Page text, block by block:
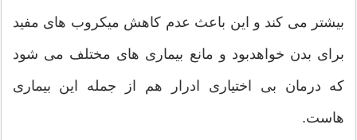
بیشتر می کند و این باعث عدم کاهش میکروب های مفید
برای بدن خواهدبود و مانع بیماری های مختلف می شود
که درمان بی اختیاری ادرار هم از جمله این بیماری
هاست.